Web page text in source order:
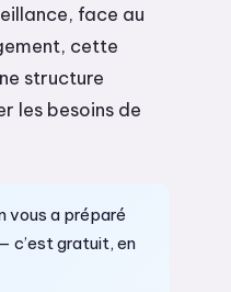
face au
cette
structure
les besoins de
vous a préparé
c’est gratuit, en